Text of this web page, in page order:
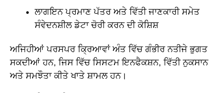
ਲਾਗਇਨ ਪ੍ਰਮਾਣ ਪੱਤਰ ਅਤੇ ਵਿੱਤੀ ਜਾਣਕਾਰੀ ਸਮੇਤ
ਸੰਵੇਦਨਸ਼ੀਲ ਡੇਟਾ ਚੋਰੀ ਕਰਨ ਦੀ ਕੋਸ਼ਿਸ਼
ਅਜਿਹੀਆਂ ਪਰਸਪਰ ਕ੍ਰਿਆਵਾਂ ਅੰਤ ਵਿੱਚ ਗੰਭੀਰ ਨਤੀਜੇ ਭੁਗਤ
ਸਕਦੀਆਂ ਹਨ, ਜਿਸ ਵਿੱਚ ਸਿਸਟਮ ਇਨਫੈਕਸ਼ਨ, ਵਿੱਤੀ ਨੁਕਸਾਨ
ਅਤੇ ਸਮਝੌਤਾ ਕੀਤੇ ਖਾਤੇ ਸ਼ਾਮਲ ਹਨ।